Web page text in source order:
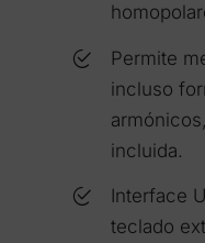
Permite
incluso
incluida.
Interface
teclado